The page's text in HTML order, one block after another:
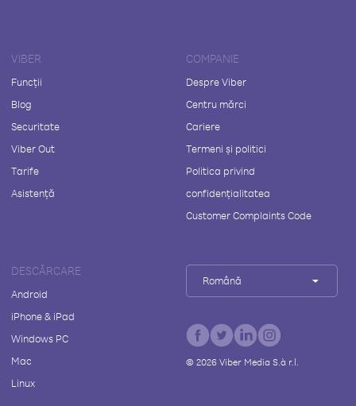
VIBER
Funcții
Blog
Securitate
Viber Out
Tarife
Asistență
COMPANIE
Despre Viber
Centru mărci
Cariere
Termeni și politici
Politica privind
confidențialitatea
Customer Complaints Code
DESCĂRCARE
Android
iPhone & iPad
Windows PC
Mac
Linux
Română
© 2026Viber Media S.à r.l.